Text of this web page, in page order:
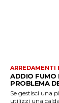
ARREDAMENTI
ADDIO FUMO
PROBLEMA
Se gestisci una
utilizzi una